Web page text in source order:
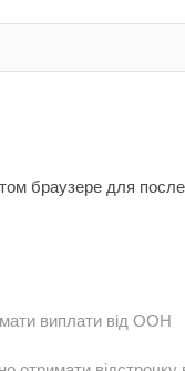
браузере для
виплати від ООН